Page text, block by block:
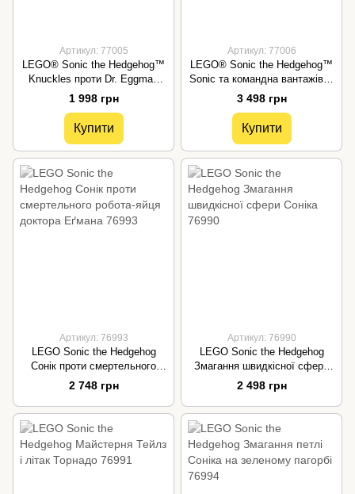
Артикул: 77005
LEGO® Sonic the Hedgehog™
Knuckles проти Dr. Eggman
Egg Crusher Mech Ігровий
набір 77005
1 998 грн
Купити
Артикул: 77006
LEGO® Sonic the Hedgehog™
Sonic та командна вантажівка
Іграшковий геймерський мерч
77006
3 498 грн
Купити
Артикул: 76993
LEGO Sonic the Hedgehog
Сонік проти смертельного
робота-яйця доктора Еґмана
76993
2 748 грн
Артикул: 76990
LEGO Sonic the Hedgehog
Змагання швидкісної сфери
Соніка 76990
2 498 грн